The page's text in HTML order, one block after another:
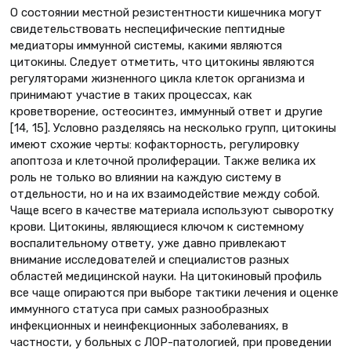
О состоянии местной резистентности кишечника могут
свидетельствовать неспецифические пептидные
медиаторы иммунной системы, какими являются
цитокины. Следует отметить, что цитокины являются
регуляторами жизненного цикла клеток организма и
принимают участие в таких процессах, как
кроветворение, остеосинтез, иммунный ответ и другие
[14, 15]. Условно разделяясь на несколько групп, цитокины
имеют схожие черты: кофакторность, регулировку
апоптоза и клеточной пролиферации. Также велика их
роль не только во влиянии на каждую систему в
отдельности, но и на их взаимодействие между собой.
Чаще всего в качестве материала используют сыворотку
крови. Цитокины, являющиеся ключом к системному
воспалительному ответу, уже давно привлекают
внимание исследователей и специалистов разных
областей медицинской науки. На цитокиновый профиль
все чаще опираются при выборе тактики лечения и оценке
иммунного статуса при самых разнообразных
инфекционных и неинфекционных заболеваниях, в
частности, у больных с ЛОР-патологией, при проведении